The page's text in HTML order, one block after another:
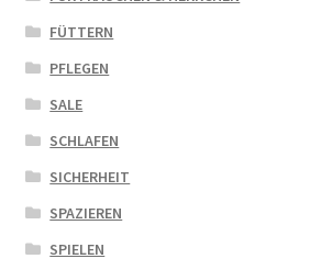
FÜTTERN
PFLEGEN
SALE
SCHLAFEN
SICHERHEIT
SPAZIEREN
SPIELEN